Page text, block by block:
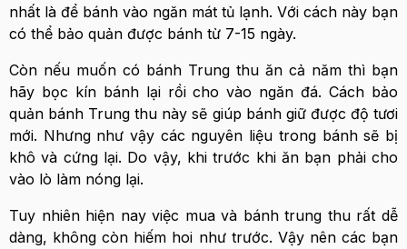
nhất là để bánh vào ngăn mát tủ lạnh. Với cách này bạn
có thể bảo quản được bánh từ 7-15 ngày.
Còn nếu muốn có bánh Trung thu ăn cả năm thì bạn
hãy bọc kín bánh lại rồi cho vào ngăn đá. Cách bảo
quản bánh Trung thu này sẽ giúp bánh giữ được độ tươi
mới. Nhưng như vậy các nguyên liệu trong bánh sẽ bị
khô và cứng lại. Do vậy, khi trước khi ăn bạn phải cho
vào lò làm nóng lại.
Tuy nhiên hiện nay việc mua và bánh trung thu rất dễ
dàng, không còn hiếm hoi như trước. Vậy nên các bạn